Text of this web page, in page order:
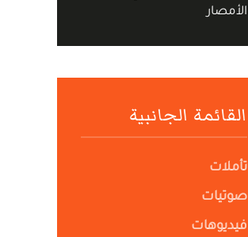
الأمصار
القائمة الجانبية
تأملات
صوتيات
فيديوهات